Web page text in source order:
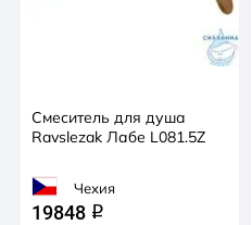
Смеситель для душа
Ravslezak Лабе L081.5Z
Чехия
19848 q